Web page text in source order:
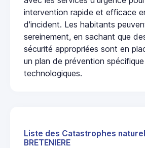
intervention rapide et efficace
d'incident. Les habitants
sereinement, en sachant que
sécurité appropriées sont en
un plan de prévention
technologiques.
Liste des Catastrophes
BRETENIERE